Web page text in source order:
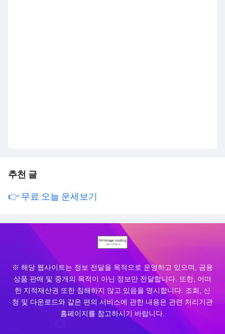
추천 글
👉 무료 오늘 운세보기
※ 해당 웹사이트는 정보 전달을 목적으로 운영하고 있으며, 금융
상품 판매 및 중개의 목적이 아닌 정보만 전달합니다. 또한, 어떠
한 지적재산권 또한 침해하지 않고 있음을 명시합니다. 조회, 신
청 및 다운로드와 같은 편의 서비스에 관한 내용은 관련 처리기관
홈페이지를 참고하시기 바랍니다.